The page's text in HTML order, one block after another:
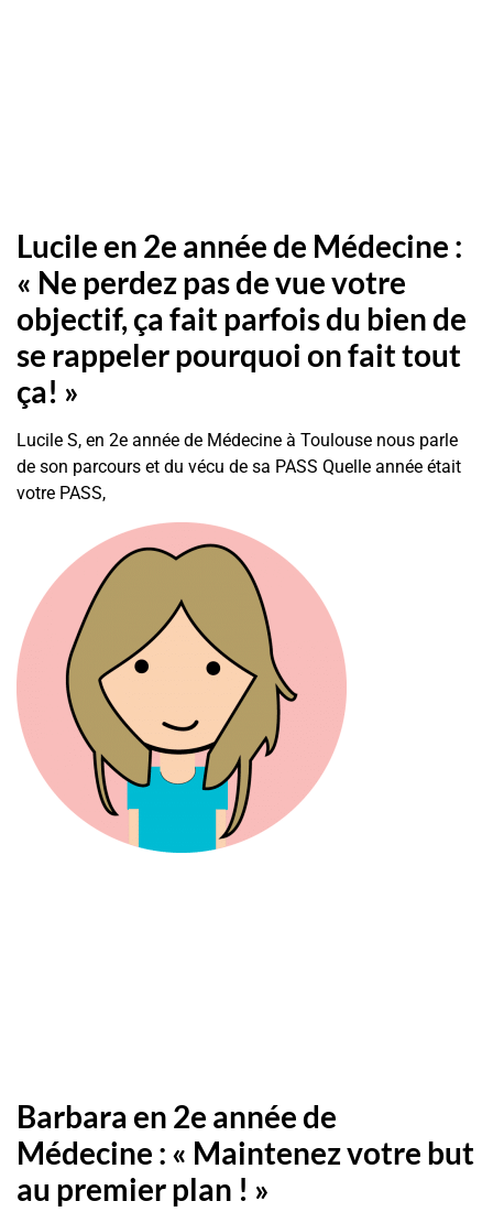
Lucile en 2e année de Médecine :
« Ne perdez pas de vue votre
objectif, ça fait parfois du bien de
se rappeler pourquoi on fait tout
ça! »
Lucile S, en 2e année de Médecine à Toulouse nous parle
de son parcours et du vécu de sa PASS Quelle année était
votre PASS,
Barbara en 2e année de
Médecine : « Maintenez votre but
au premier plan ! »